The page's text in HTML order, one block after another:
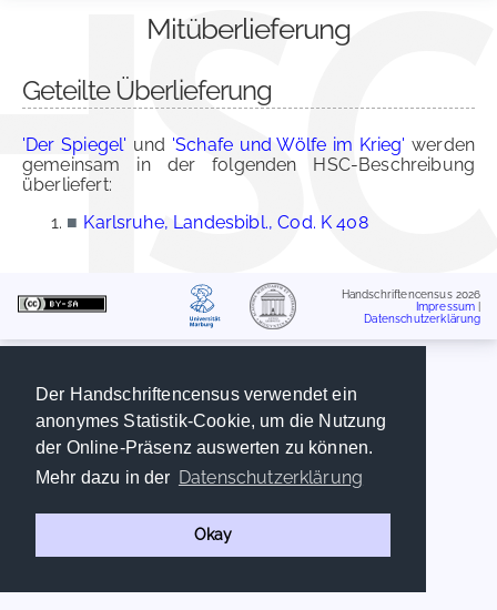
Der Handschriftencensus verwendet ein
anonymes Statistik-Cookie, um die Nutzung
der Online-Präsenz auswerten zu können.
Mehr dazu in der Datenschutzerklärung
Okay
Mitüberlieferung
Geteilte Überlieferung
'Der Spiegel' und 'Schafe und Wölfe im Krieg' werden
gemeinsam in der folgenden HSC-Beschreibung
überliefert:
■ Karlsruhe, Landesbibl., Cod. K 408
Handschriftencensus 2026
Impressum
Datenschutzerklärung